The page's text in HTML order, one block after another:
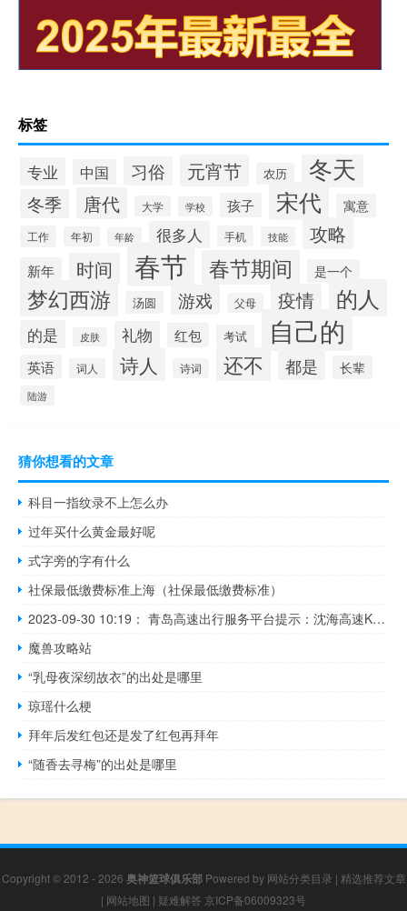
标签
专业 中国 习俗 元宵节 农历 冬天
冬季 唐代 大学 学校 孩子 宋代 寓意
工作 年初 年龄 很多人 手机 技能 攻略
新年 时间 春节 春节期间 是一个
梦幻西游 汤圆 游戏 父母 疫情 的人
的是 皮肤 礼物 红包 考试 自己的
英语 词人 诗人 诗词 还不 都是 长辈
陆游
猜你想看的文章
科目一指纹录不上怎么办
过年买什么黄金最好呢
式字旁的字有什么
社保最低缴费标准上海（社保最低缴费标准）
2023-09-30 10:19： 青岛高速出行服务平台提示：沈海高速K615日照方向发生交通事故，请过往司乘人员谨慎驾驶，注意避让。​​​
魔兽攻略站
“乳母夜深纫故衣”的出处是哪里
琼瑶什么梗
拜年后发红包还是发了红包再拜年
“随香去寻梅”的出处是哪里
Copyright © 2012 - 2026 奥神篮球俱乐部Powered by 网站分类目录 | 精选推荐文章
| 网站地图 | 疑难解答 京ICP备06009323号